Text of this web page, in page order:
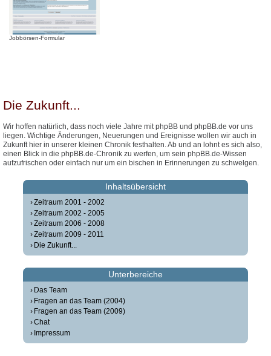
Jobbörsen-Formular
Die Zukunft...
Wir hoffen natürlich, dass noch viele Jahre mit phpBB und phpBB.de vor uns
liegen. Wichtige Änderungen, Neuerungen und Ereignisse wollen wir auch in
Zukunft hier in unserer kleinen Chronik festhalten. Ab und an lohnt es sich also,
einen Blick in die phpBB.de-Chronik zu werfen, um sein phpBB.de-Wissen
aufzufrischen oder einfach nur um ein bischen in Erinnerungen zu schwelgen.
Inhaltsübersicht
Zeitraum 2001 - 2002
Zeitraum 2002 - 2005
Zeitraum 2006 - 2008
Zeitraum 2009 - 2011
Die Zukunft...
Unterbereiche
Das Team
Fragen an das Team (2004)
Fragen an das Team (2009)
Chat
Impressum